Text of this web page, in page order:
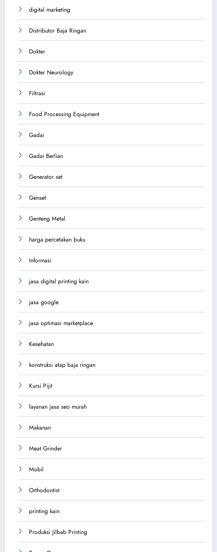
digital marketing
Distributor Baja Ringan
Dokter
Dokter Neurology
Filtrasi
Food Processing Equipment
Gadai
Gadai Berlian
Generator set
Genset
Genteng Metal
harga percetakan buku
Informasi
jasa digital printing kain
jasa google
jasa optimasi marketplace
Kesehatan
konstruksi atap baja ringan
Kursi Pijit
layanan jasa seo murah
Makanan
Meat Grinder
Mobil
Orthodontist
printing kain
Produksi Jilbab Printing